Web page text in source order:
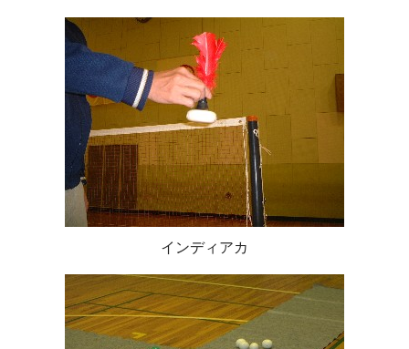
インディアカ